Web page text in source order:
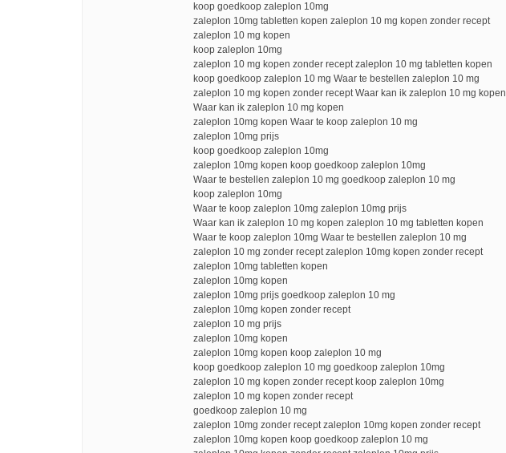
koop goedkoop zaleplon 10mg
zaleplon 10mg tabletten kopen zaleplon 10 mg kopen zonder recept
zaleplon 10 mg kopen
koop zaleplon 10mg
zaleplon 10 mg kopen zonder recept zaleplon 10 mg tabletten kopen
koop goedkoop zaleplon 10 mg Waar te bestellen zaleplon 10 mg
zaleplon 10 mg kopen zonder recept Waar kan ik zaleplon 10 mg kopen
Waar kan ik zaleplon 10 mg kopen
zaleplon 10mg kopen Waar te koop zaleplon 10 mg
zaleplon 10mg prijs
koop goedkoop zaleplon 10mg
zaleplon 10mg kopen koop goedkoop zaleplon 10mg
Waar te bestellen zaleplon 10 mg goedkoop zaleplon 10 mg
koop zaleplon 10mg
Waar te koop zaleplon 10mg zaleplon 10mg prijs
Waar kan ik zaleplon 10 mg kopen zaleplon 10 mg tabletten kopen
Waar te koop zaleplon 10mg Waar te bestellen zaleplon 10 mg
zaleplon 10 mg zonder recept zaleplon 10mg kopen zonder recept
zaleplon 10mg tabletten kopen
zaleplon 10mg kopen
zaleplon 10mg prijs goedkoop zaleplon 10 mg
zaleplon 10mg kopen zonder recept
zaleplon 10 mg prijs
zaleplon 10mg kopen
zaleplon 10mg kopen koop zaleplon 10 mg
koop goedkoop zaleplon 10 mg goedkoop zaleplon 10mg
zaleplon 10 mg kopen zonder recept koop zaleplon 10mg
zaleplon 10 mg kopen zonder recept
goedkoop zaleplon 10 mg
zaleplon 10mg zonder recept zaleplon 10mg kopen zonder recept
zaleplon 10mg kopen koop goedkoop zaleplon 10 mg